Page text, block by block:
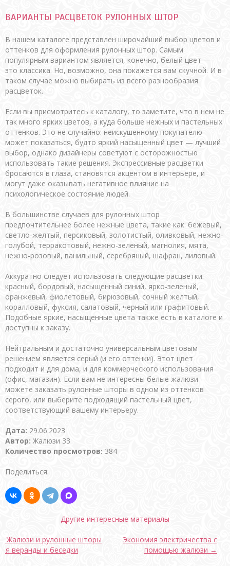
ВАРИАНТЫ РАСЦВЕТОК РУЛОННЫХ ШТОР
В нашем каталоге представлен широчайший выбор цветов и
оттенков для оформления рулонных штор. Самым
популярным вариантом является, конечно, белый цвет —
это классика. Но, возможно, она покажется вам скучной. И в
таком случае можно выбирать из всего разнообразия
расцветок.
Если вы присмотритесь к каталогу, то заметите, что в нем не
так много ярких цветов, а куда больше нежных и пастельных
оттенков. Это не случайно: неискушенному покупателю
может показаться, будто яркий насыщенный цвет — лучший
выбор, однако дизайнеры советуют с осторожностью
использовать такие решения. Экспрессивные расцветки
бросаются в глаза, становятся акцентом в интерьере, и
могут даже оказывать негативное влияние на
психологическое состояние людей.
В большинстве случаев для рулонных штор
предпочтительнее более нежные цвета, такие как: бежевый,
светло-желтый, персиковый, золотистый, оливковый, нежно-
голубой, терракотовый, нежно-зеленый, магнолия, мята,
нежно-розовый, ванильный, серебряный, шафран, лиловый.
Аккуратно следует использовать следующие расцветки:
красный, бордовый, насыщенный синий, ярко-зеленый,
оранжевый, фиолетовый, бирюзовый, сочный желтый,
коралловый, фуксия, салатовый, черный или графитовый.
Подобные яркие, насыщенные цвета также есть в каталоге и
доступны к заказу.
Нейтральным и достаточно универсальным цветовым
решением является серый (и его оттенки). Этот цвет
подходит и для дома, и для коммерческого использования
(офис, магазин). Если вам не интересны белые жалюзи —
можете заказать рулонные шторы в одном из оттенков
серого, или выберите подходящий пастельный цвет,
соответствующий вашему интерьеру.
Дата: 29.06.2023
Автор: Жалюзи 33
Количество просмотров: 384
Поделиться:
Другие интересные материалы
Жалюзи и рулонные шторы
веранды и беседки
Экономия электричества с
помощью жалюзи →